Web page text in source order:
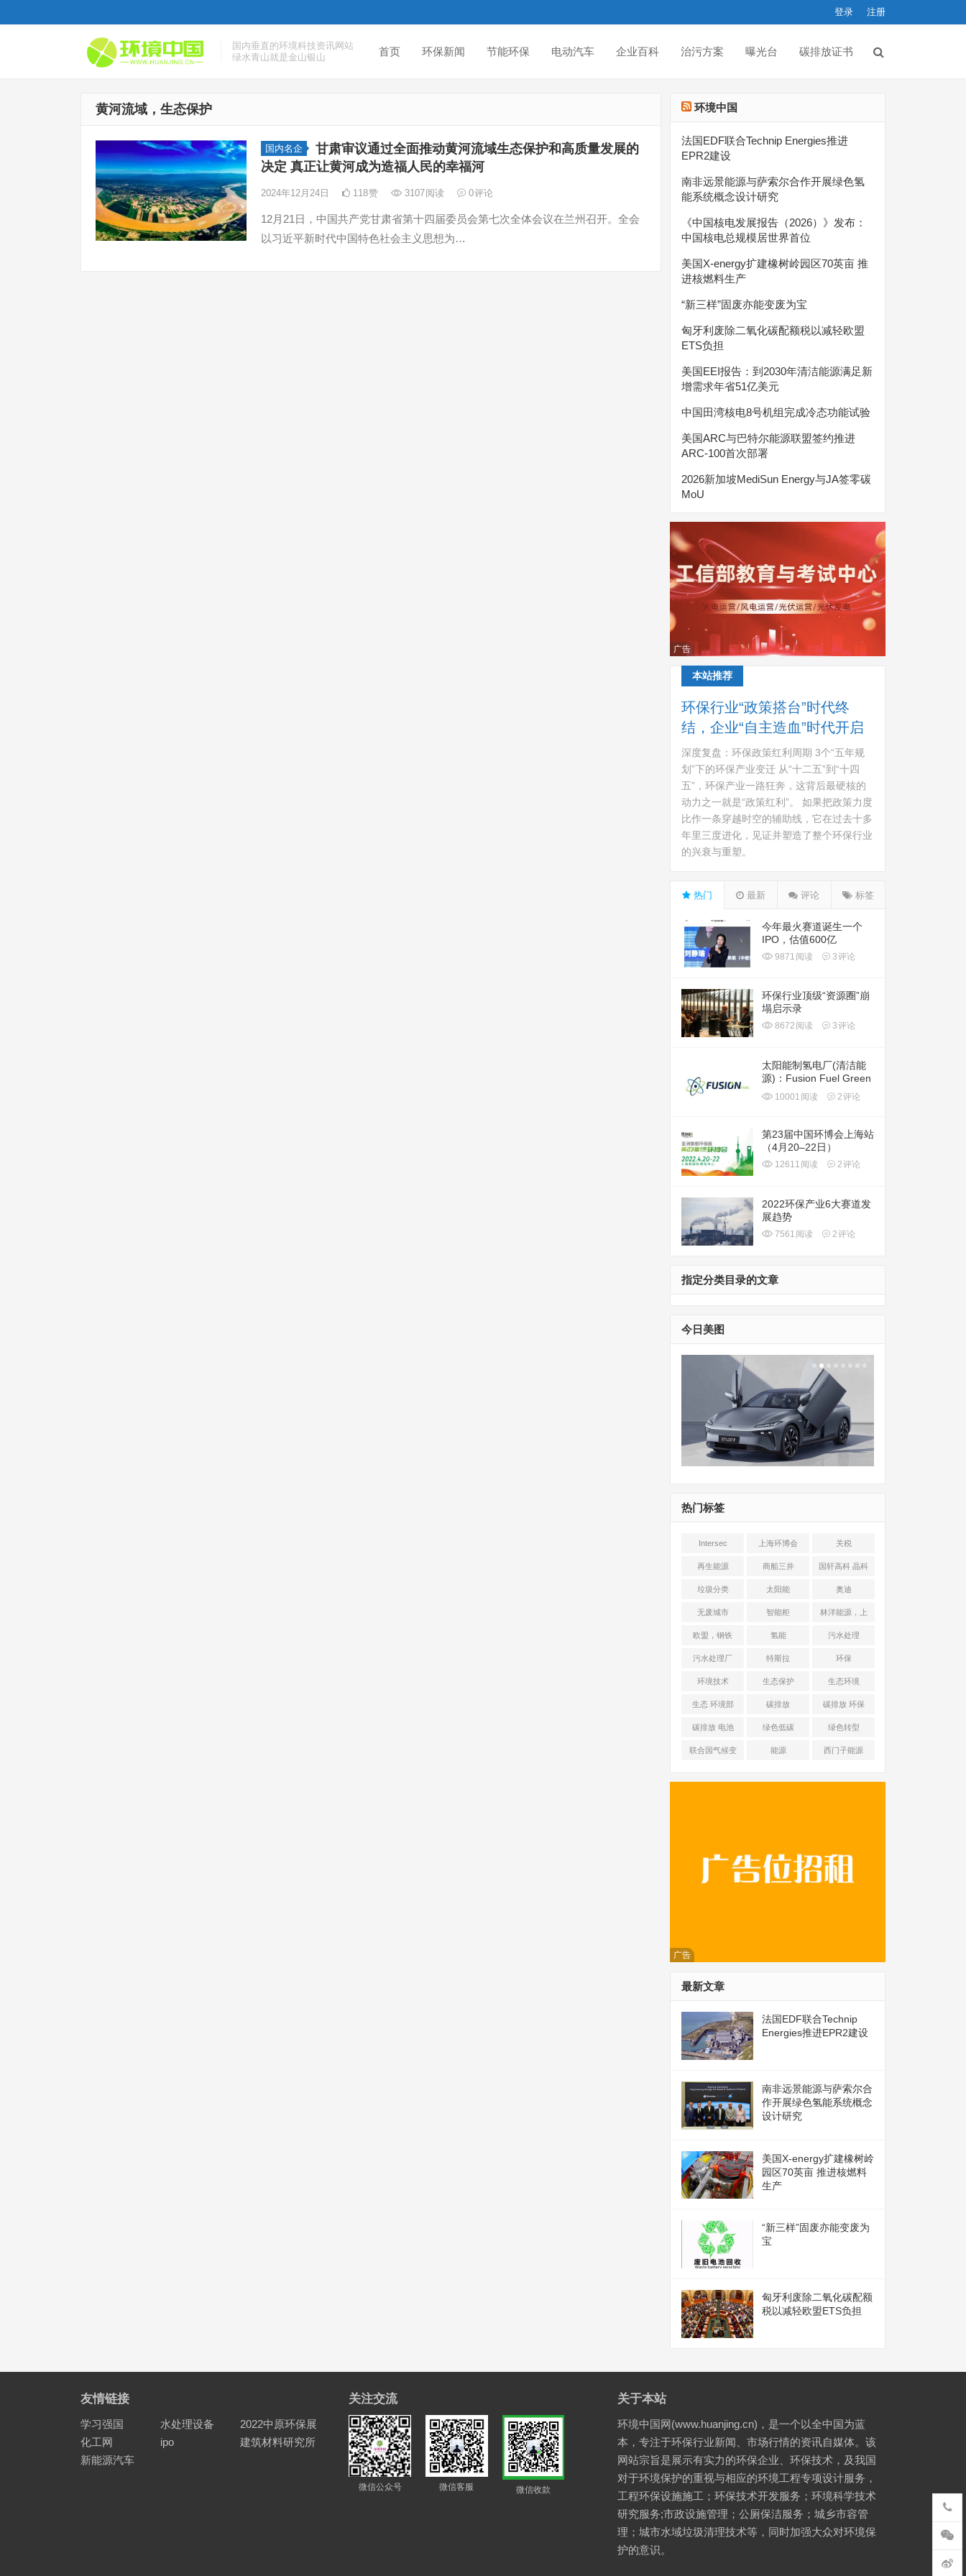
登录 注册
国内垂直的环境科技资讯网站
绿水青山就是金山银山
首页 环保新闻 节能环保 电动汽车 企业百科 治污方案 曝光台 碳排放证书
黄河流域，生态保护
国内名企
甘肃审议通过全面推动黄河流域生态保护和高质量发展的
决定 真正让黄河成为造福人民的幸福河
2024年12月24日 118赞 3107阅读 0评论
12月21日，中国共产党甘肃省第十四届委员会第七次全体会议在兰州召开。全会
以习近平新时代中国特色社会主义思想为…
环境中国
法国EDF联合Technip Energies推进
EPR2建设
南非远景能源与萨索尔合作开展绿色氢
能系统概念设计研究
《中国核电发展报告（2026）》发布：
中国核电总规模居世界首位
美国X-energy扩建橡树岭园区70英亩 推
进核燃料生产
“新三样”固废亦能变废为宝
匈牙利废除二氧化碳配额税以减轻欧盟
ETS负担
美国EEI报告：到2030年清洁能源满足新
增需求年省51亿美元
中国田湾核电8号机组完成冷态功能试验
美国ARC与巴特尔能源联盟签约推进
ARC-100首次部署
2026新加坡MediSun Energy与JA签零碳
MoU
广告
本站推荐
环保行业“政策搭台”时代终
结，企业“自主造血”时代开启
深度复盘：环保政策红利周期 3个“五年规
划”下的环保产业变迁 从“十二五”到“十四
五”，环保产业一路狂奔，这背后最硬核的
动力之一就是“政策红利”。 如果把政策力度
比作一条穿越时空的辅助线，它在过去十多
年里三度进化，见证并塑造了整个环保行业
的兴衰与重塑。
热门 最新 评论 标签
今年最火赛道诞生一个
IPO，估值600亿
9871 阅读 3评论
环保行业顶级“资源圈”崩
塌启示录
8672 阅读 3评论
太阳能制氢电厂(清洁能
源)：Fusion Fuel Green
plc(HTOO)
10001 阅读 2评论
第23届中国环博会上海站
（4月20–22日）
12611 阅读 2评论
2022环保产业6大赛道发
展趋势
7561 阅读 2评论
指定分类目录的文章
今日美图
热门标签
Intersec
Shanghai
上海环博会 关税
再生能源 商船三井 国轩高科 晶科
能源 光伏+储能
垃圾分类 太阳能 奥迪
无废城市 智能柜 林洋能源，上
海舜华新能源
欧盟，钢铁 氢能 污水处理
污水处理厂 特斯拉 环保
环境技术 生态保护 生态环境
生态 环境部 碳排放 碳排放 环保
碳排放 电池 绿色低碳 绿色转型
联合国气候变 能源 西门子能源
广告
最新文章
法国EDF联合Technip
Energies推进EPR2建设
南非远景能源与萨索尔合
作开展绿色氢能系统概念
设计研究
美国X-energy扩建橡树岭
园区70英亩 推进核燃料
生产
“新三样”固废亦能变废为
宝
匈牙利废除二氧化碳配额
税以减轻欧盟ETS负担
友情链接
学习强国 水处理设备
2022中原环保展
化工网
ipo
建筑材料研究所
新能源汽车
关注交流
微信公众号 微信客服 微信收款
关于本站
环境中国网(www.huanjing.cn)，是一个以全中国为蓝
本，专注于环保行业新闻、市场行情的资讯自媒体。该
网站宗旨是展示有实力的环保企业、环保技术，及我国
对于环境保护的重视与相应的环境工程专项设计服务，
工程环保设施施工；环保技术开发服务；环境科学技术
研究服务;市政设施管理；公厕保洁服务；城乡市容管
理；城市水域垃圾清理技术等，同时加强大众对环境保
护的意识。